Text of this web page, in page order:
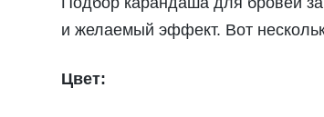
и желаемый эффект. Вот
Цвет: